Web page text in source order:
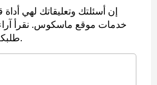
إن أسئلتك وتعليقاتك لهي
خدمات موقع ماسكوس. نقرأ
طلبكم في أسرع وقت ممكن.